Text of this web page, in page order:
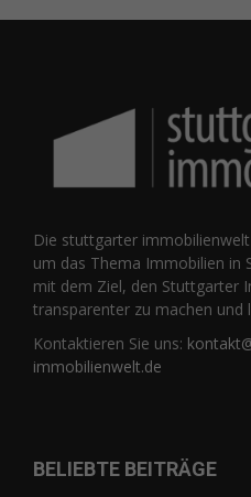
Die stuttgarter
um das Thema Immobilien in
mit dem Ziel, den Stuttgarter
transparenter zu machen und
Kontaktieren Sie uns:
immobilienwelt.de
BELIEBTE BEITRÄGE